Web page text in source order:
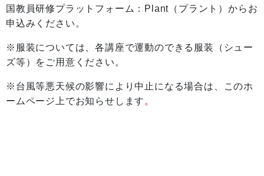
国教員研修プラットフォーム：Plant（プラント）からお
申込みください。
※服装については、各講座で運動のできる服装（シュー
ズ等）をご用意ください。
※台風等悪天候の影響により中止になる場合は、このホ
ームページ上でお知らせします 。